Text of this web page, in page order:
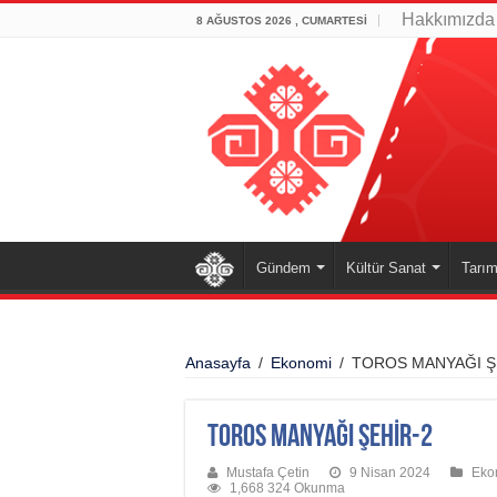
8 AĞUSTOS 2026 , CUMARTESI Hakkımızda
Gündem Kültür Sanat
Anasayfa / Ekonomi / TOROS MANYAĞI
TOROS MANYAĞI ŞEHİR-2
Mustafa Çetin 9 Nisan 2024
1,668 324 Okunma